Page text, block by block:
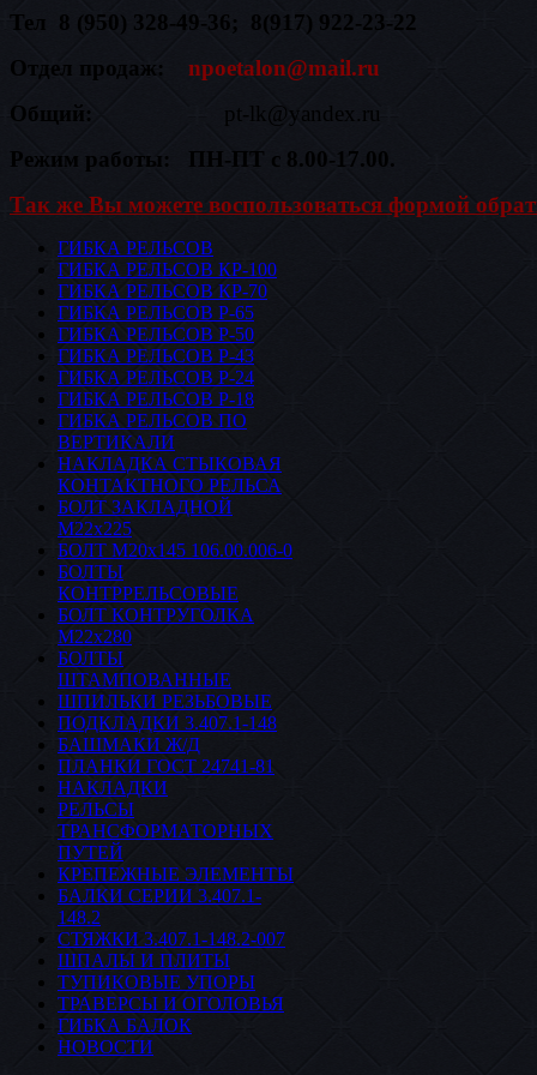
Тел 8 (950) 328-49-36; 8(917) 922-23-22
Отдел продаж: npoetalon@mail.ru
Общий:
pt-lk@yandex.ru
Режим работы: ПН-ПТ с 8.00-17.00.
Так же Вы можете воспользоваться формой
ГИБКА РЕЛЬСОВ
ГИБКА РЕЛЬСОВ КР-100
ГИБКА РЕЛЬСОВ КР-70
ГИБКА РЕЛЬСОВ Р-65
ГИБКА РЕЛЬСОВ Р-50
ГИБКА РЕЛЬСОВ Р-43
ГИБКА РЕЛЬСОВ Р-24
ГИБКА РЕЛЬСОВ Р-18
ГИБКА РЕЛЬСОВ ПО
ВЕРТИКАЛИ
НАКЛАДКА СТЫКОВАЯ
КОНТАКТНОГО РЕЛЬСА
БОЛТ ЗАКЛАДНОЙ
М22х225
БОЛТ М20х145 106.00.006-0
БОЛТЫ
КОНТРРЕЛЬСОВЫЕ
БОЛТ КОНТРУГОЛКА
М22х280
БОЛТЫ
ШТАМПОВАННЫЕ
ШПИЛЬКИ РЕЗЬБОВЫЕ
ПОДКЛАДКИ 3.407.1-148
БАШМАКИ Ж/Д
ПЛАНКИ ГОСТ 24741-81
НАКЛАДКИ
РЕЛЬСЫ
ТРАНСФОРМАТОРНЫХ
ПУТЕЙ
КРЕПЕЖНЫЕ ЭЛЕМЕНТЫ
БАЛКИ СЕРИИ 3.407.1-
148.2
СТЯЖКИ 3.407.1-148.2-007
ШПАЛЫ И ПЛИТЫ
ТУПИКОВЫЕ УПОРЫ
ТРАВЕРСЫ И ОГОЛОВЬЯ
ГИБКА БАЛОК
НОВОСТИ